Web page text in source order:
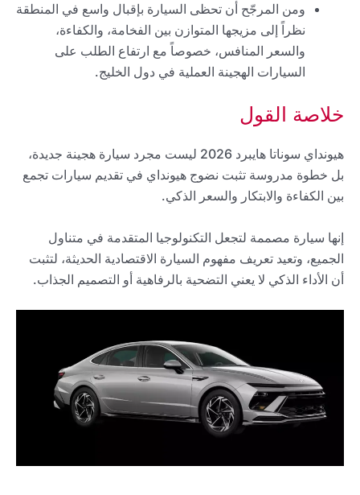
ومن المرجّح أن تحظى السيارة بإقبال واسع في المنطقة
نظراً إلى مزيجها المتوازن بين الفخامة، والكفاءة،
والسعر المنافس، خصوصاً مع ارتفاع الطلب على
السيارات الهجينة العملية في دول الخليج.
خلاصة القول
هيونداي سوناتا هايبرد 2026 ليست مجرد سيارة هجينة جديدة،
بل خطوة مدروسة تثبت نضوج هيونداي في تقديم سيارات تجمع
بين الكفاءة والابتكار والسعر الذكي.
إنها سيارة مصممة لتجعل التكنولوجيا المتقدمة في متناول
الجميع، وتعيد تعريف مفهوم السيارة الاقتصادية الحديثة، لتثبت
أن الأداء الذكي لا يعني التضحية بالرفاهية أو التصميم الجذاب.